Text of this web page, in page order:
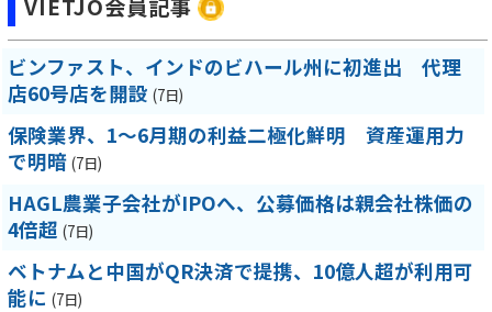
VIETJO会員記事
ビンファスト、インドのビハール州に初進出 代理
店60号店を開設 (7日)
保険業界、1～6月期の利益二極化鮮明 資産運用力
で明暗 (7日)
HAGL農業子会社がIPOへ、公募価格は親会社株価の
4倍超 (7日)
ベトナムと中国がQR決済で提携、10億人超が利用可
能に (7日)